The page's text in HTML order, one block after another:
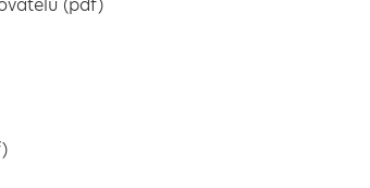
(pdf)